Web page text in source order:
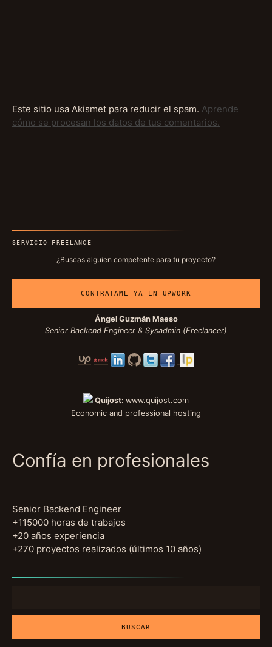
Este sitio usa Akismet para reducir el spam. Aprende
cómo se procesan los datos de tus comentarios.
SERVICIO FREELANCE
¿Buscas alguien competente para tu proyecto?
CONTRATAME YA EN UPWORK
Ángel Guzmán Maeso
Senior Backend Engineer & Sysadmin (Freelancer)
Quijost: www.quijost.com
Economic and professional hosting
Confía en profesionales
Senior Backend Engineer
+115000 horas de trabajos
+20 años experiencia
+270 proyectos realizados (últimos 10 años)